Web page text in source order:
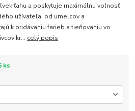
ťahu a poskytuje maximálnu voľnosť
užívateľa, od umelcov a
k pridávaniu farieb a tieňovaniu vo
kr... celý popis
ks